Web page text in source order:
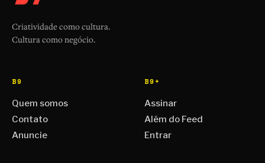
Criatividade como cultura.
Cultura como negócio.
B9
Quem somos
Contato
Anuncie
B9+
Assinar
Além do Feed
Entrar